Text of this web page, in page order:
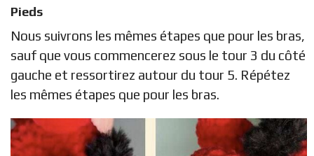
Pieds
Nous suivrons les mêmes étapes que pour les bras,
sauf que vous commencerez sous le tour 3 du côté
gauche et ressortirez autour du tour 5. Répétez
les mêmes étapes que pour les bras.